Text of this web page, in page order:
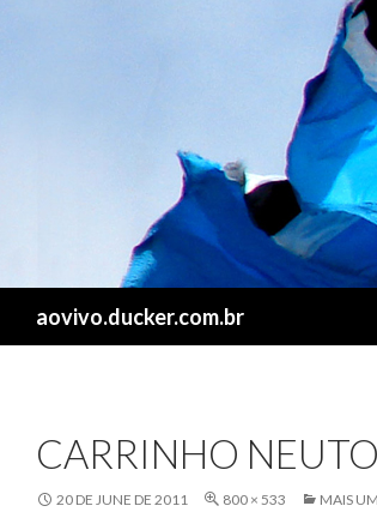
aovivo.ducker.com.br
CARRINHO
20 DE JUNE DE 2011 800 × 533 MAIS